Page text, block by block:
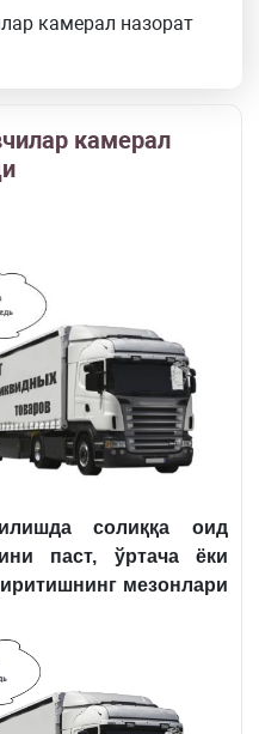
камерал назорат
камерал
солиққа оид
паст, ўртача ёки
мезонлари